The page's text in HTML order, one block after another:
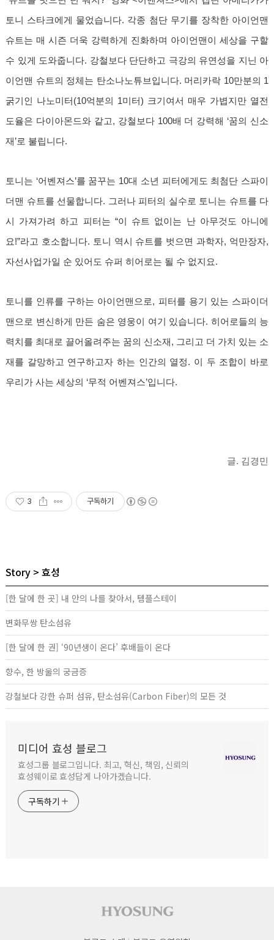
토니 스타크에게 물었습니다. 각종 첨단 무기를 장착한 아이언맨
슈트는 매 시즌 더욱 강력하게 진화하며 아이언맨이 세상을 구할
수 있게 도와줍니다. 강철보다 단단하고 극강의 유연성을 지닌 아
이언맨 슈트의 정체는 탄소나노튜브입니다. 머리카락 10만분의 1
굵기인 나노미터(10억분의 1미터) 크기여서 매우 가볍지만 열전
도율은 다이아몬드와 같고, 강철보다 100배 더 강력해 ‘꿈의 신소
재’로 불립니다.
토니는 ‘어벤져스’를 꿈꾸는 10대 소년 피터에게도 최첨단 스파이
더맨 슈트를 선물합니다. 그러나 피터의 실수로 토니는 슈트를 다
시 가져가려 하고 피터는 “이 슈트 없이는 난 아무것도 아니에
요!”라고 호소합니다. 토니 역시 슈트를 벗으면 과학자, 억만장자,
자선사업가일 순 있어도 슈퍼 히어로는 될 수 없지요.
토니를 인류를 구하는 아이언맨으로, 피터를 용기 있는 스파이더
맨으로 변신하게 만든 숨은 영웅이 여기 있습니다. 히어로들의 능
력치를 최대로 끌어올려주는 꿈의 신소재, 그리고 더 가치 있는 소
재를 갈망하고 연구하고자 하는 인간의 열정. 이 두 조합이 바로
우리가 사는 세상의 ‘무적 어벤져스’입니다.
글. 김경민
3 구독하기
Story 효성
[한 달에 한 곳] 내 안의 나를 찾아서, 템플스테이
변화무쌍 탄소섬유
[한 달에 한 권] ‘90년생이 온다’ 후배들이 온다
향수, 한 방울의 궁금증
강철보다 강한 슈퍼 섬유, 탄소섬유(Carbon Fiber)의 모든 것
미디어 효성 블로그
효성그룹 블로그입니다. 최고, 혁신, 책임, 신뢰의
효성웨이로 효성답게 나아가겠습니다.
구독하기
사이트 푸터